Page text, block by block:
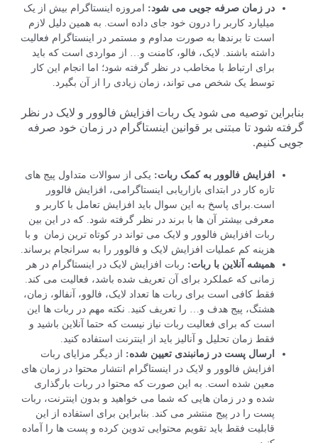
در زمان صرفه جویی می شود: امروزه اینستاگرام بیش از یک
میلیارد کاربر را درون خود جای داده است. به همین دلیل لازم
است تا برندها به صورت مداوم و مستمر در اینستاگرام فعالیت
داشته باشند. لایک، فالو، کامنت و… از مواردی است که باید
برای ارتباط با مخاطب در نظر گرفته شود؛ اما انجام این کار
توسط یک شخص می تواند، زمان زیادی را از آن بگیرد.
بنابراین توصیه می شود یک ربات افزایش فالوور و لایک در نظر
گرفته شود تا مبتنی بر قوانین اینستاگرام در زمان خود صرفه
جویی کنیم.
افزایش فالوور به کمک ربات: یکی از سوالات متداول پیج های
تازه کار در ابتدای بازاریابی اینستاگرامی، افزایش فالوور
است.برای پاسخ به این سوال باید افزایش تعامل با کاربر و
معرفی بیشتر آن ها با برند در نظر گرفته شود. که در این بین
ربات افزایش فالوور و لایک می تواند در کوتاه ترین زمان و با
هزینه کم عملیات افزایش لایک و فالوور را به سرانجام برساند.
همیشه آنلاین با ربات: ربات افزایش لایک در اینستاگرام در هر
زمانی که عملکرد برای آن تعریف شده باشد، فعالیت می کند.
فقط کافی است برای ربات ها تعداد لایک، فالوو، آنفالو، زمان،
هشتگ، پیج هدف و… را تعریف کنید. نکته مهم در ربات ها این
است که برای فعالیت ربات نیاز نیست که حتما آنلاین باشید و
فقط زمان تحلیل و آنالیز باید از اینترنت استفاده کنید.
ارسال پست در زمانبندی تعیین شده: از دیگر مزایای ربات
افزایش فالوور و لایک در اینستاگرام انتشار محتوا در زمان های
معین شده است. به این صورت که محتوا در ربات بارگذاری
شده و در زمان هایی که شما می خواهید و بدون اینترنت، ربات
پست را در پیج منتشر می کند. بنابراین برای استفاده از این
قابلیت فقط باید تقویم محتوایی تدوین کرده و پست ها را آماده